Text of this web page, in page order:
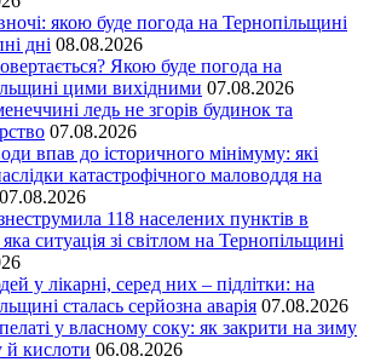
якою буде погода на Тернопільщині
дні 08.08.2026
Якою буде погода на
цими вихідними 07.08.2026
ледь не згорів будинок та
07.08.2026
впав до історичного мінімуму: які
катастрофічного маловоддя на
07.08.2026
118 населених пунктів в
яка ситуація зі світлом на Тернопільщині
у лікарні, серед них – підлітки: на
сталась серйозна аварія 07.08.2026
у власному соку: як закрити на зиму
й кислоти 06.08.2026